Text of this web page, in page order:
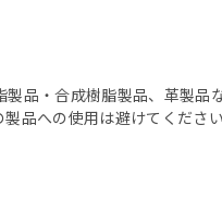
品・合成樹脂製品、革製品
品への使用は避けてください